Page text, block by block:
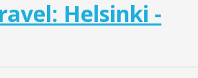
Helsinki -